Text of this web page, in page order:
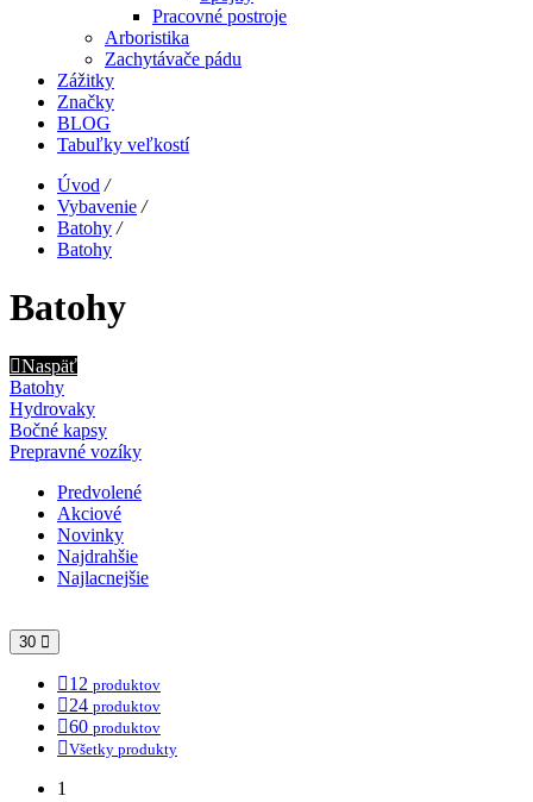
Pracovné postroje
Arboristika
Zachytávače pádu
Zážitky
Značky
BLOG
Tabuľky veľkostí
Úvod /
Vybavenie /
Batohy /
Batohy
Batohy
Naspäť
Batohy
Hydrovaky
Bočné kapsy
Prepravné vozíky
Predvolené
Akciové
Novinky
Najdrahšie
Najlacnejšie
30
12 produktov
24 produktov
60 produktov
Všetky produkty
1